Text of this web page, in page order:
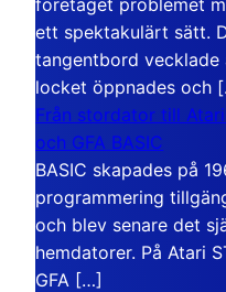
ett spektakulärt sätt.
tangentbord
locket öppnades och
Från stordator till
och GFA BASIC
BASIC skapades på
programmering
och blev senare det
hemdatorer. På Atari
GFA […]